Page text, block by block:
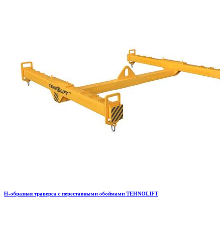
H-образная траверса с переставными обоймами TEHNOLIFT